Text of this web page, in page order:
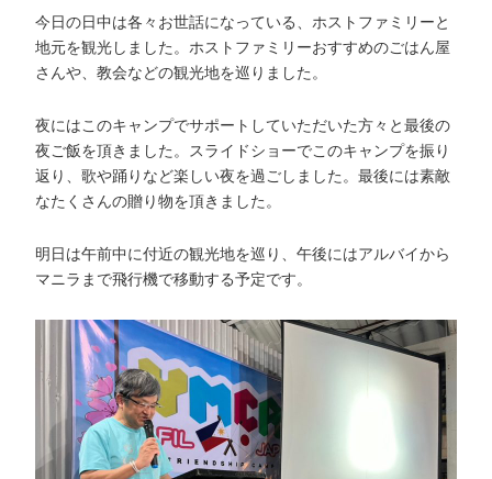
今日の日中は各々お世話になっている、ホストファミリーと
地元を観光しました。ホストファミリーおすすめのごはん屋
さんや、教会などの観光地を巡りました。
夜にはこのキャンプでサポートしていただいた方々と最後の
夜ご飯を頂きました。スライドショーでこのキャンプを振り
返り、歌や踊りなど楽しい夜を過ごしました。最後には素敵
なたくさんの贈り物を頂きました。
明日は午前中に付近の観光地を巡り、午後にはアルバイから
マニラまで飛行機で移動する予定です。